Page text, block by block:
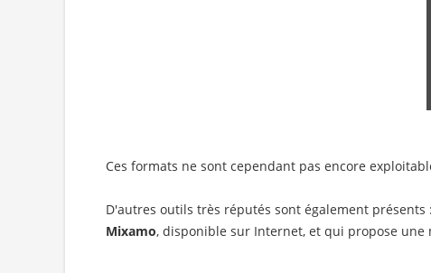
Ces formats ne sont cependant pas encore
D'autres outils très réputés sont également présents
Mixamo, disponible sur Internet, et qui propose